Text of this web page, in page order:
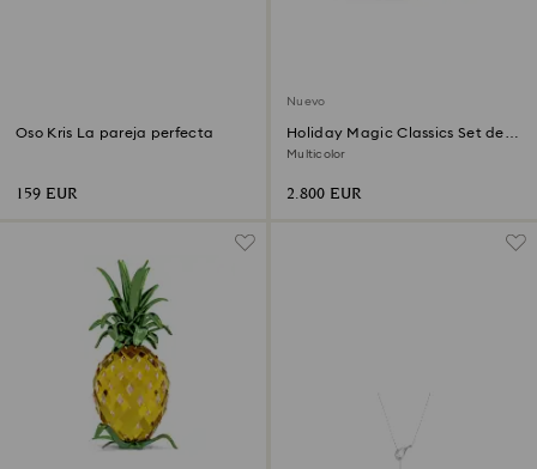
Oso Kris La pareja perfecta
159 EUR
Nuevo
Holiday Magic Classics Set de
Decoraciones para el Árbol
Multicolor
2.800 EUR